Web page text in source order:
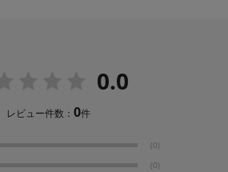
0.0
レビュー件数：0件
(0)
(0)